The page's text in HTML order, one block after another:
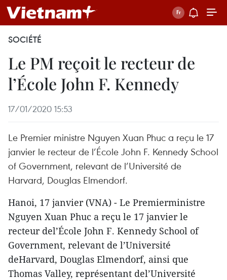
SOCIÉTÉ
Le PM reçoit le recteur de
l’École John F. Kennedy
17/01/2020 15:53
Le Premier ministre Nguyen Xuan Phuc a reçu le 17
janvier le recteur de l’École John F. Kennedy School
of Government, relevant de l’Université de
Harvard, Douglas Elmendorf.
Hanoi, 17 janvier (VNA) - Le Premierministre
Nguyen Xuan Phuc a reçu le 17 janvier le
recteur del’École John F. Kennedy School of
Government, relevant de l’Université
deHarvard, Douglas Elmendorf, ainsi que
Thomas Valley, représentant del’Université